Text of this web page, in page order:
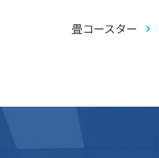
畳コースター